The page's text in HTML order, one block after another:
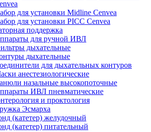
для установки Midline Cenvea
для установки PICC Cenvea
поддержка
для ручной ИВЛ
дыхательные
дыхательные
для дыхательных контуров
анестезиологические
назальные высокопоточные
ИВЛ пневматические
и проктология
Эсмарха
(катетер) желудочный
(катетер) питательный